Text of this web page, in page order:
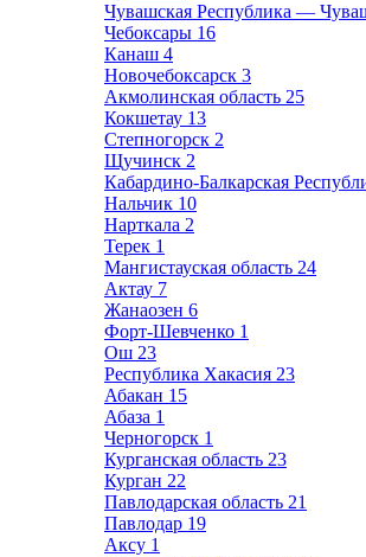
Чувашская Республика —
Чебоксары 16
Канаш 4
Новочебоксарск 3
Акмолинская область 25
Кокшетау 13
Степногорск 2
Щучинск 2
Кабардино-Балкарская
Нальчик 10
Нарткала 2
Терек 1
Мангистауская область 24
Актау 7
Жанаозен 6
Форт-Шевченко 1
Ош 23
Республика Хакасия 23
Абакан 15
Абаза 1
Черногорск 1
Курганская область 23
Курган 22
Павлодарская область 21
Павлодар 19
Аксу 1